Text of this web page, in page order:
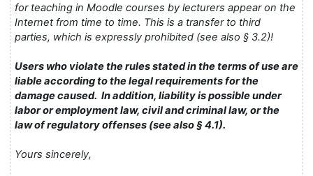
for teaching in Moodle courses by lecturers appear on the
Internet from time to time. This is a transfer to third
parties, which is expressly prohibited (see also § 3.2)!
Users who violate the rules stated in the terms of use are
liable according to the legal requirements for the
damage caused. In addition, liability is possible under
labor or employment law, civil and criminal law, or the
law of regulatory offenses (see also § 4.1).
Yours sincerely,